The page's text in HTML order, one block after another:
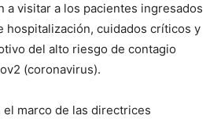
a visitar a los pacientes ingresados
hospitalización, cuidados críticos y
del alto riesgo de contagio
(coronavirus).
el marco de las directrices